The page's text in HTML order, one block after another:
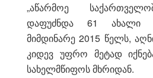
„აწარმოე
დაფუძნდა 61 ახალი
მიმდინარე 2015 წელს,
კიდევ უფრო მეტად
სახელმწიფოს მხრიდან.